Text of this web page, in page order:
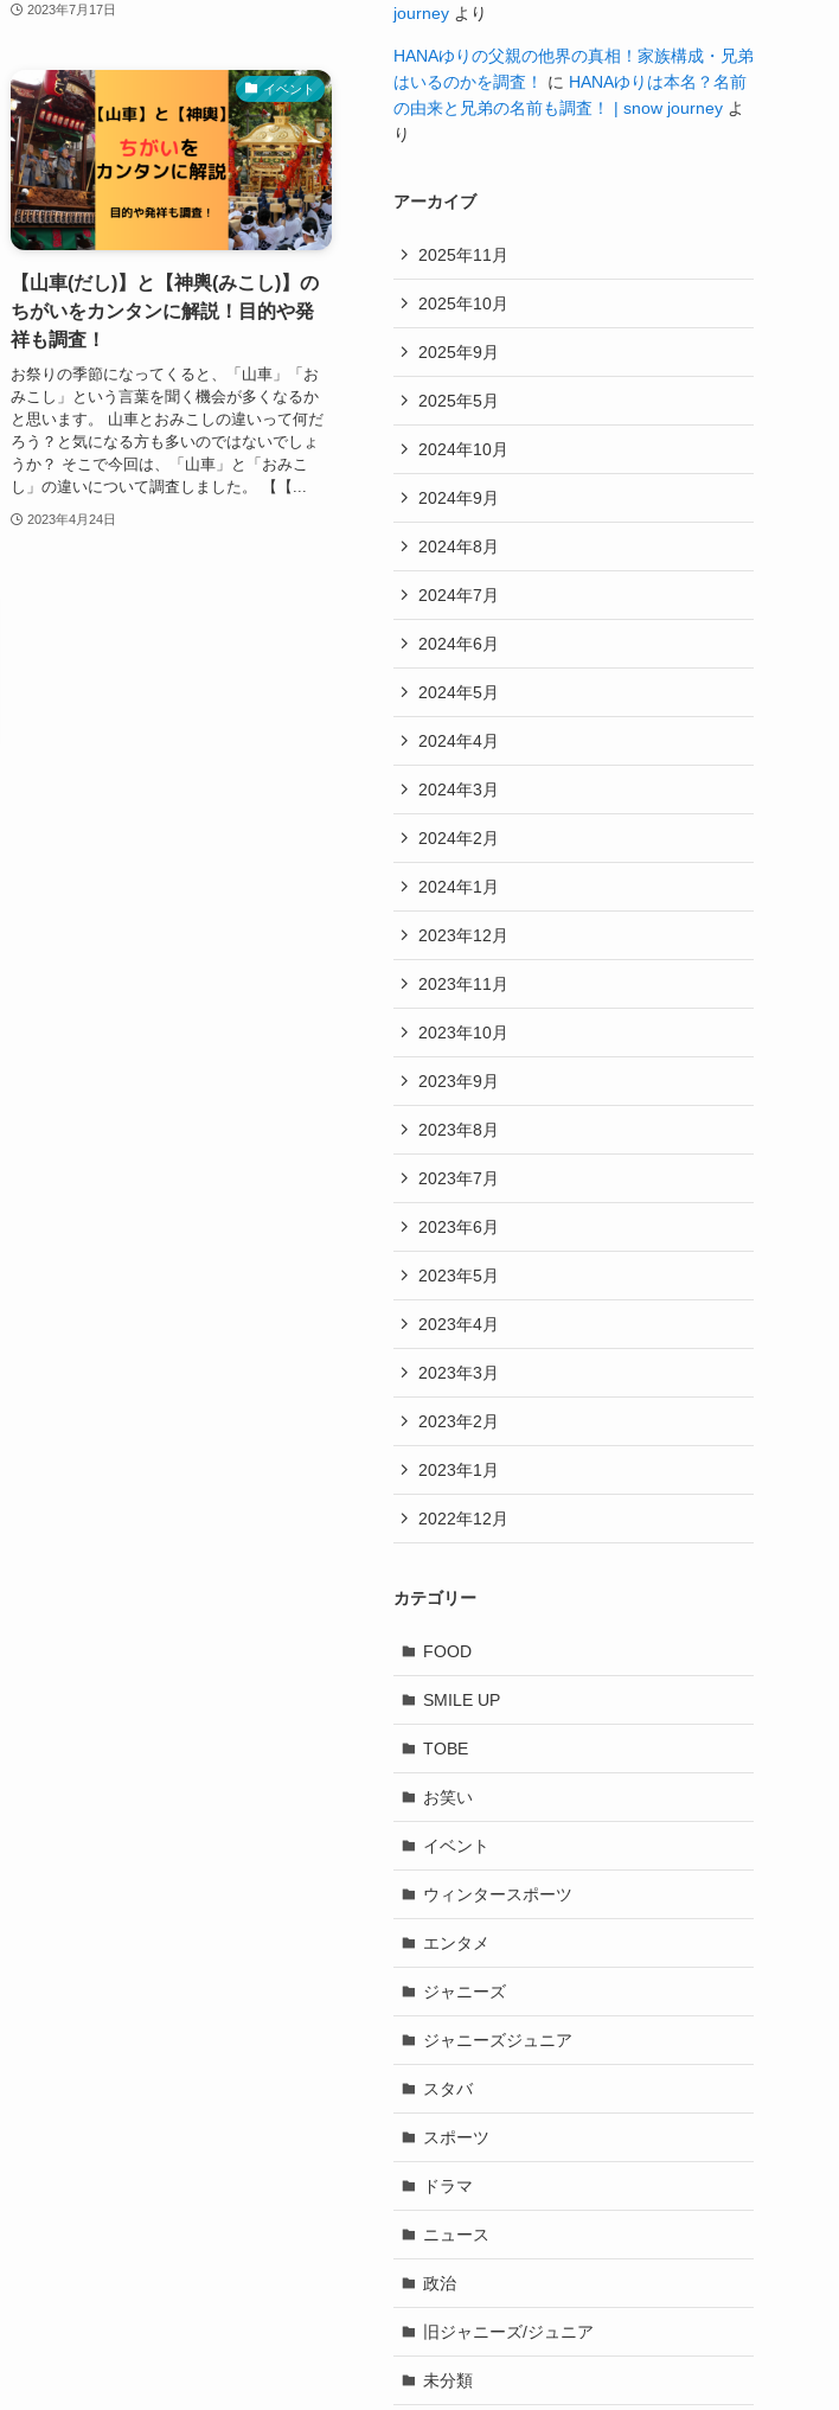
2023年7月17日
イベント
【山車(だし)】と【神輿(みこし)】の
ちがいをカンタンに解説！目的や発
祥も調査！
お祭りの季節になってくると、「山車」「お
みこし」という言葉を聞く機会が多くなるか
と思います。 山車とおみこしの違いって何だ
ろう？と気になる方も多いのではないでしょ
うか？ そこで今回は、「山車」と「おみこ
し」の違いについて調査しました。 【【...
2023年4月24日
journey より
HANAゆりの父親の他界の真相！家族構成・兄弟
はいるのかを調査！
に HANAゆりは本名？名前
の由来と兄弟の名前も調査！ | snow journey よ
り
アーカイブ
2025年11月
2025年10月
2025年9月
2025年5月
2024年10月
2024年9月
2024年8月
2024年7月
2024年6月
2024年5月
2024年4月
2024年3月
2024年2月
2024年1月
2023年12月
2023年11月
2023年10月
2023年9月
2023年8月
2023年7月
2023年6月
2023年5月
2023年4月
2023年3月
2023年2月
2023年1月
2022年12月
カテゴリー
FOOD
SMILE UP
TOBE
お笑い
イベント
ウィンタースポーツ
エンタメ
ジャニーズ
ジャニーズジュニア
スタバ
スポーツ
ドラマ
ニュース
政治
旧ジャニーズ/ジュニア
未分類